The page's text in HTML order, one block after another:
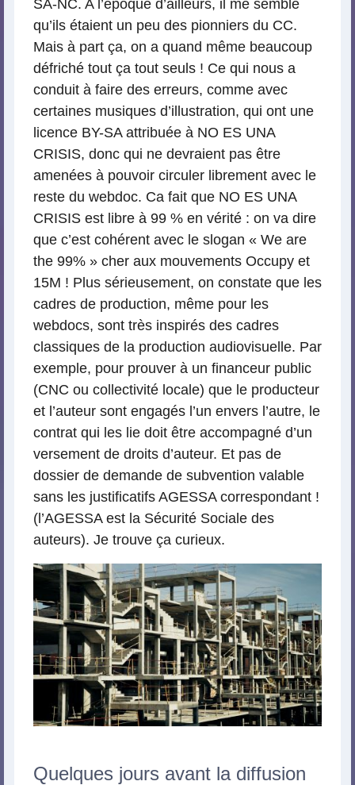
SA-NC. A l’époque d’ailleurs, il me semble
qu’ils étaient un peu des pionniers du CC.
Mais à part ça, on a quand même beaucoup
défriché tout ça tout seuls ! Ce qui nous a
conduit à faire des erreurs, comme avec
certaines musiques d’illustration, qui ont une
licence BY-SA attribuée à NO ES UNA
CRISIS, donc qui ne devraient pas être
amenées à pouvoir circuler librement avec le
reste du webdoc. Ca fait que NO ES UNA
CRISIS est libre à 99 % en vérité : on va dire
que c’est cohérent avec le slogan « We are
the 99% » cher aux mouvements Occupy et
15M ! Plus sérieusement, on constate que les
cadres de production, même pour les
webdocs, sont très inspirés des cadres
classiques de la production audiovisuelle. Par
exemple, pour prouver à un financeur public
(CNC ou collectivité locale) que le producteur
et l’auteur sont engagés l’un envers l’autre, le
contrat qui les lie doit être accompagné d’un
versement de droits d’auteur. Et pas de
dossier de demande de subvention valable
sans les justificatifs AGESSA correspondant !
(l’AGESSA est la Sécurité Sociale des
auteurs). Je trouve ça curieux.
Quelques jours avant la diffusion